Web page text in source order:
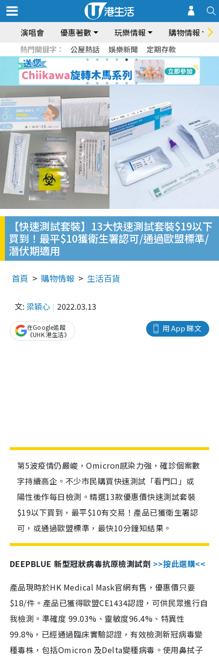
演唱會 優惠著數 玩樂情報 購物情報
熱門關鍵字： 公屋熱話 娛樂新聞 定期存款
【快速測試套裝】13大快速測試套裝$19以下
買到！最平$10獲衛生署認可/通過歐盟標準/
潛伏期適用
首頁 購物情報 生活百貨
文: 梁穎心 2022.03.13
用 App 睇文
在Google追蹤
《UHK 港生活》
第5波疫情仍嚴峻，Omicron感染力強，確診個案數
字持續高企。不少市民購買快速測試「看門口」或
陽性後作每日檢測。精選13款優惠價快速測試套裝
$19以下買到，最平$10有交易！產品已獲衛生署認
可，或通過歐盟標準，最快10分鐘知結果。
DEEPBLUE 新型冠狀病毒抗原檢測試劑 >>按此選購<<
產品現時於HK Medical Mask官網有售，優惠價只要
$18/件。產品已獲得歐盟CE1434認證，可供民眾進行自
我檢測。準確度 99.03%、靈敏度96.4%、特異性
99.8%，已經通過臨床實驗認證，有效檢測新冠病毒變
種毒株，包括Omicron 及Delta變種病毒。使用鼻拭子